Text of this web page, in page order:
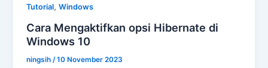
di
Windows
10
Tutorial,Windows
Cara Mengaktifkan opsi Hibernate di
Windows 10
ningsih /10 November 2023